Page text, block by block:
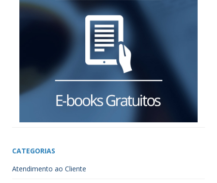
CATEGORIAS
Atendimento ao Cliente